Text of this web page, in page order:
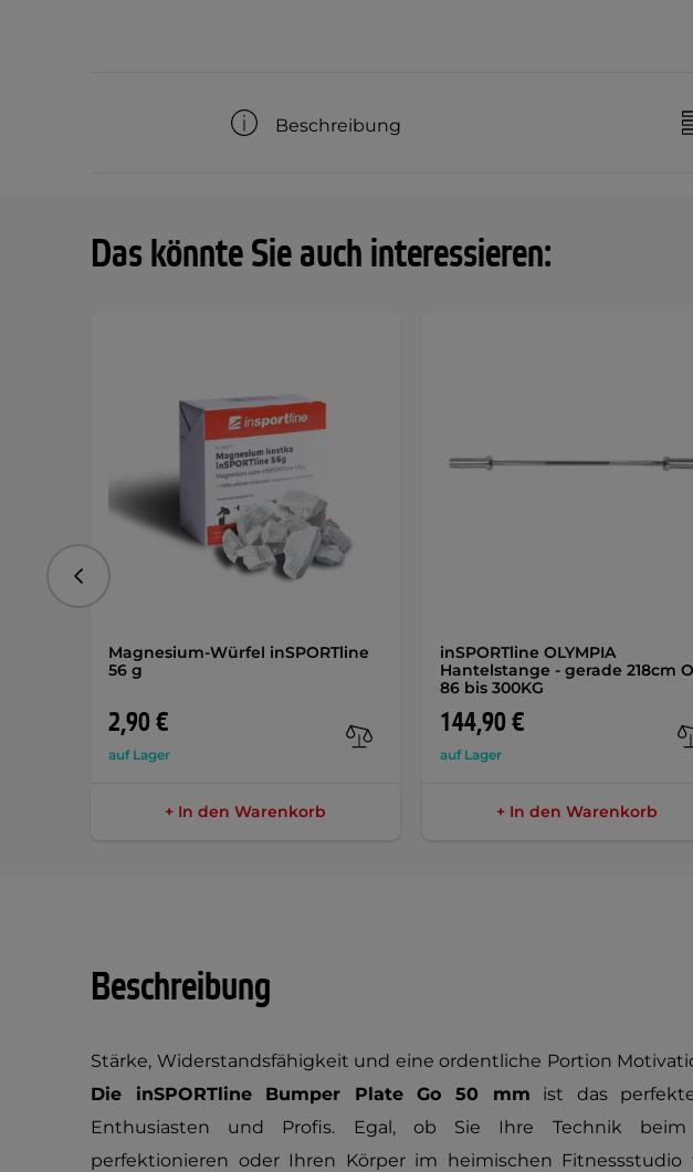
Beschreibung
Das könnte Sie auch interessieren:
Magnesium-Würfel inSPORTline
56 g
2,90 €
auf Lager
+ In den Warenkorb
inSPORTline OLYMPIA
Hantelstange - gerade 218cm
86 bis 300KG
144,90 €
auf Lager
+ In den Warenkorb
vorhergehend
Beschreibung
Stärke, Widerstandsfähigkeit und eine ordentliche Portion
Die inSPORTline Bumper Plate Go 50 mm ist das
Enthusiasten und Profis. Egal, ob Sie Ihre Technik beim
perfektionieren oder Ihren Körper im heimischen Fitnessstudio